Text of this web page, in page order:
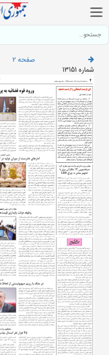
صفحه 2
شماره 13151